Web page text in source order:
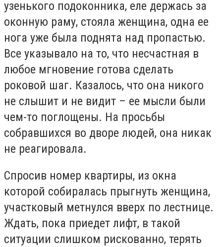
узенького подоконника, еле держась за
оконную раму, стояла женщина, одна ее
нога уже была поднята над пропастью.
Все указывало на то, что несчастная в
любое мгновение готова сделать
роковой шаг. Казалось, что она никого
не слышит и не видит – ее мысли были
чем-то поглощены. На просьбы
собравшихся во дворе людей, она никак
не реагировала.
Спросив номер квартиры, из окна
которой собиралась прыгнуть женщина,
участковый метнулся вверх по лестнице.
Ждать, пока приедет лифт, в такой
ситуации слишком рискованно, терять